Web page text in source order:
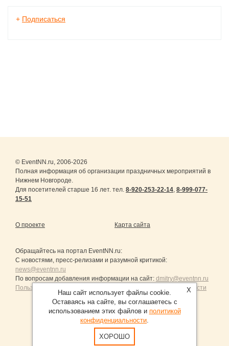
+ Подписаться
© EventNN.ru, 2006-2026
Полная информация об организации праздничных мероприятий в
Нижнем Новгороде.
Для посетителей старше 16 лет. тел. 8-920-253-22-14, 8-999-077-
15-51
О проекте Карта сайта
Обращайтесь на портал EventNN.ru:
С новостями, пресс-релизами и разумной критикой:
news@eventnn.ru
По вопросам добавления информации на сайт: dmitry@eventnn.ru
Пользовательское Соглашение и политика конфиденциальности
Продвижение сайтов Санкт-Петербург
X
Наш сайт использует файлы cookie.
Оставаясь на сайте, вы соглашаетесь с
использованием этих файлов и политикой
конфиденциальности.
ХОРОШО